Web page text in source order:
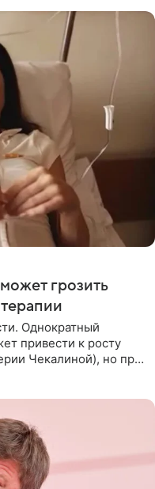
грозить
Однократный
привести к росту
Чекалиной), но при